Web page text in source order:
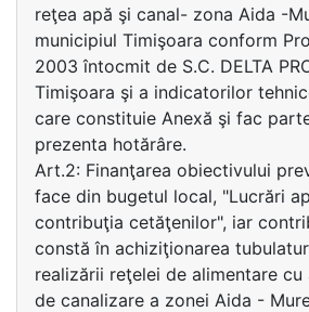
reţea apă şi canal- zona Aida -
municipiul Timişoara conform
2003 întocmit de S.C. DELTA
Timişoara şi a indicatorilor
care constituie Anexă şi fac
prezenta hotărâre.
Art.2: Finanţarea obiectivului
face din bugetul local, "Lucrări
contribuţia cetăţenilor", iar
constă în achiziţionarea
realizării reţelei de alimentare cu
de canalizare a zonei Aida -